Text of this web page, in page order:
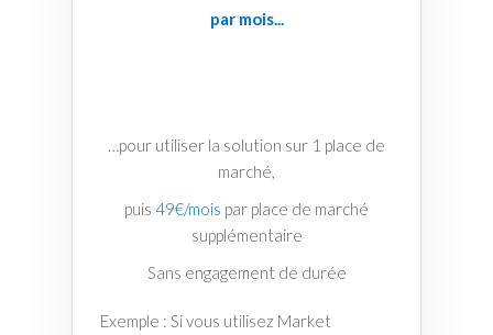
par mois...
…pour utiliser la solution sur 1 place de
marché,
puis 49€/mois par place de marché
supplémentaire
Sans engagement de durée
Exemple : Si vous utilisez Market